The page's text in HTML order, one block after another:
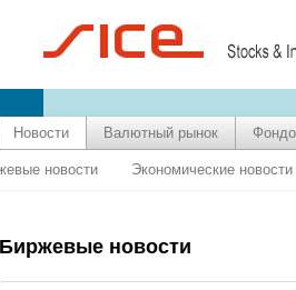
Новости Валютный рынок
новости Экономические новости
Биржевые новости